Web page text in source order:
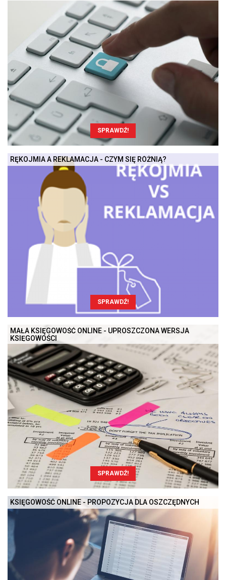
SPRAWDŹ!
RĘKOJMIA A REKLAMACJA - CZYM SIĘ RÓŻNIĄ?
SPRAWDŹ!
MAŁA KSIĘGOWOŚĆ ONLINE - UPROSZCZONA WERSJA
KSIĘGOWOŚCI
SPRAWDŹ!
KSIĘGOWOŚĆ ONLINE - PROPOZYCJA DLA OSZCZĘDNYCH